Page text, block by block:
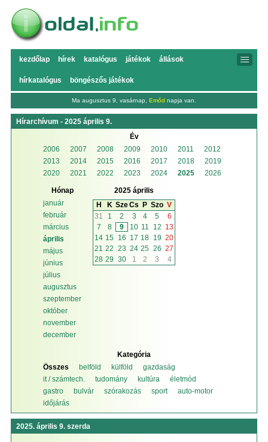
kezdőlap hírek katalógus játékok állások
hírkatalógus böngészős játékok
Ma augusztus 9, vasárnap, Emőd napja van.
Hírarchívum - 2025 április 9.
Év
2006
2007 2008 2009 2010 2011
2012
2013
2014 2015 2016 2017 2018
2019
2020
2021 2022 2023 2024 2025 2026
Hónap
január
február
március
április
május
június
július
augusztus
szeptember
október
november
december
2025 április
H
K SzeCs P Szo V
31
1 2 3 4 5
6
7
8 9 10 11 12 13
14 15 16 17 18 19 20
21 22 23 24 25 26 27
28 29 30 1 2 3 4
Kategória
Összes
belföld külföld
gazdaság
it / számtech.
tudomány kultúra
életmód
gastro
bulvár szórakozás sport
auto-motor
időjárás
2025. április 9. szerda